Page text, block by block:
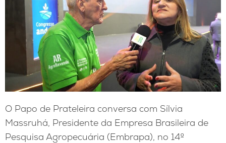
O Papo de Prateleira conversa com Sílvia
Massruhá, Presidente da Empresa Brasileira de
Pesquisa Agropecuária (Embrapa), no 14º